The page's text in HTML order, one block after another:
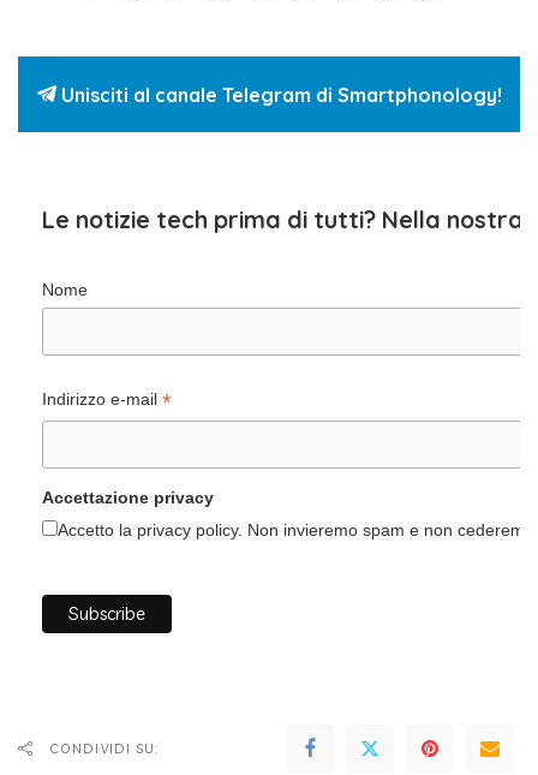
Unisciti al canale Telegram di Smartphonology!
Le notizie tech prima di tutti? Nella nostra
Nome
Indirizzo e-mail *
Accettazione privacy
Accetto la privacy policy. Non invieremo spam e non
CONDIVIDI SU: